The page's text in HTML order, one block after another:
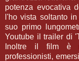
potenza evocativa
l'ho vista soltanto
suo primo
Youtube il trailer di
Inoltre il film è
professionisti,